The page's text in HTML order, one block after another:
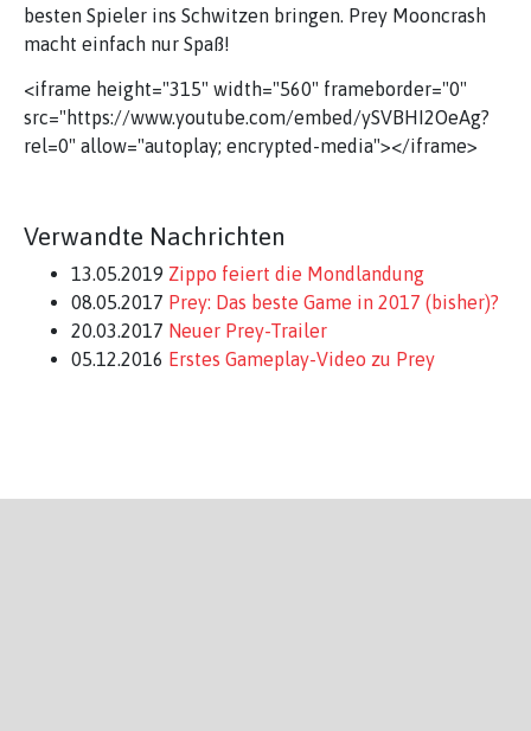
besten Spieler ins Schwitzen bringen. Prey Mooncrash
macht einfach nur Spaß!
<iframe height="315" width="560" frameborder="0"
src="https://www.youtube.com/embed/ySVBHI2OeAg?
rel=0" allow="autoplay; encrypted-media"></iframe>
Verwandte Nachrichten
13.05.2019 Zippo feiert die Mondlandung
08.05.2017 Prey: Das beste Game in 2017 (bisher)?
20.03.2017 Neuer Prey-Trailer
05.12.2016 Erstes Gameplay-Video zu Prey